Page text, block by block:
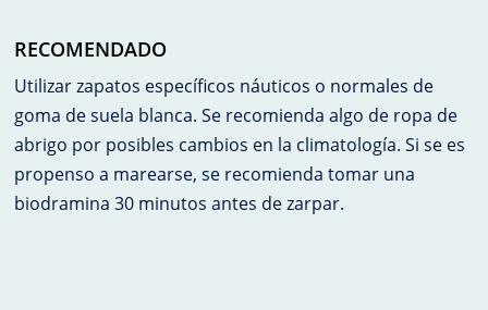
RECOMENDADO
Utilizar zapatos específicos náuticos o normales de
goma de suela blanca. Se recomienda algo de ropa de
abrigo por posibles cambios en la climatología. Si se es
propenso a marearse, se recomienda tomar una
biodramina 30 minutos antes de zarpar.